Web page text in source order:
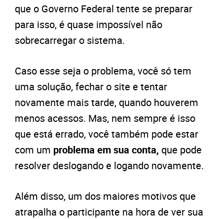
que o Governo Federal tente se preparar
para isso, é quase impossível não
sobrecarregar o sistema.
Caso esse seja o problema, você só tem
uma solução, fechar o site e tentar
novamente mais tarde, quando houverem
menos acessos. Mas, nem sempre é isso
que está errado, você também pode estar
com um problema em sua conta, que pode
resolver deslogando e logando novamente.
Além disso, um dos maiores motivos que
atrapalha o participante na hora de ver sua